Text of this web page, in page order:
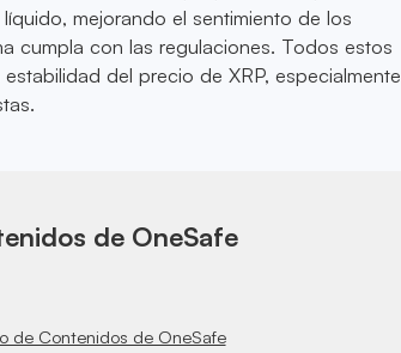
mejorando el sentimiento de los
cumpla con las regulaciones. Todos estos
del precio de XRP, especialmente
de OneSafe
de Contenidos de OneSafe